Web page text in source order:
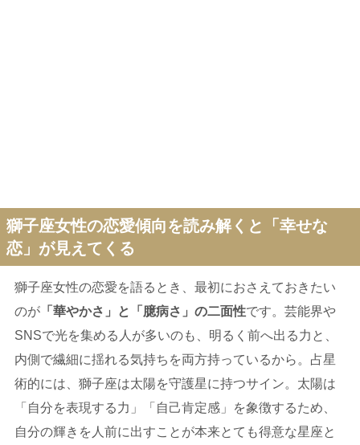
獅子座女性の恋愛傾向を読み解くと「幸せな
恋」が見えてくる
獅子座女性の恋愛を語るとき、最初におさえておきたい
のが 「華やかさ」と「臆病さ」の二面性です。芸能界や
SNSで光を集める人が多いのも、明るく前へ出る力と、
内側で繊細に揺れる気持ちを両方持っているから。占星
術的には、獅子座は太陽を守護星に持つサイン。太陽は
「自分を表現する力」「自己肯定感」を象徴するため、
自分の輝きを人前に出すことが本来とても得意な星座と